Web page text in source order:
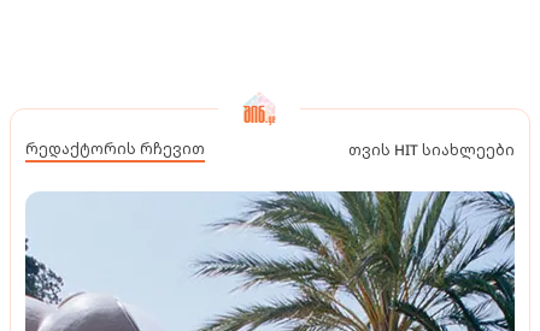
რედაქტორის რჩევით თვის HIT სიახლეები